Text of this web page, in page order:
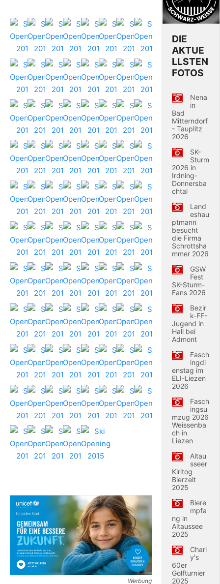
Werbung
DIE
AKTUE
LLSTEN
FOTOS
Nena
in
Bad
Mitterndorf
- Tauplitz
2026
SK-
Sturm
2026 in
Irdning-
Donnersba
chtal
Land
eshau
ptmann
besucht
die Firma
Schrottsha
mmer 2026
GSW
Fest
SK-Sturm-
Fans 2026
Bezir
k-FF-
Jugend in
Hall bei
Admont
Fasch
ingdi
enstag im
ELI-Liezen
2026
Fasch
ingsu
mzug 2026
Weissenba
ch in
Liezen
Altau
sseer
Kiritog
Bierzelt
2025
Biere
mpfa
ng in
Altaussee
2025
Charl
y's
60er
Golfturnier
2025